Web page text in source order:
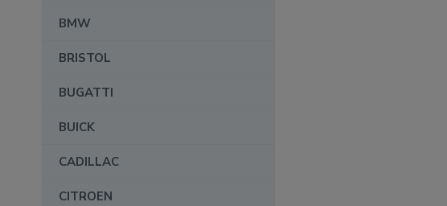
BMW
BRISTOL
BUGATTI
BUICK
CADILLAC
CITROEN